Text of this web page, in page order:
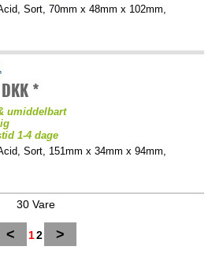
Sort, 70mm x 48mm x 102mm,
*
umiddelbart
1-4 dage
Sort, 151mm x 34mm x 94mm,
30 Vare
< 12 >